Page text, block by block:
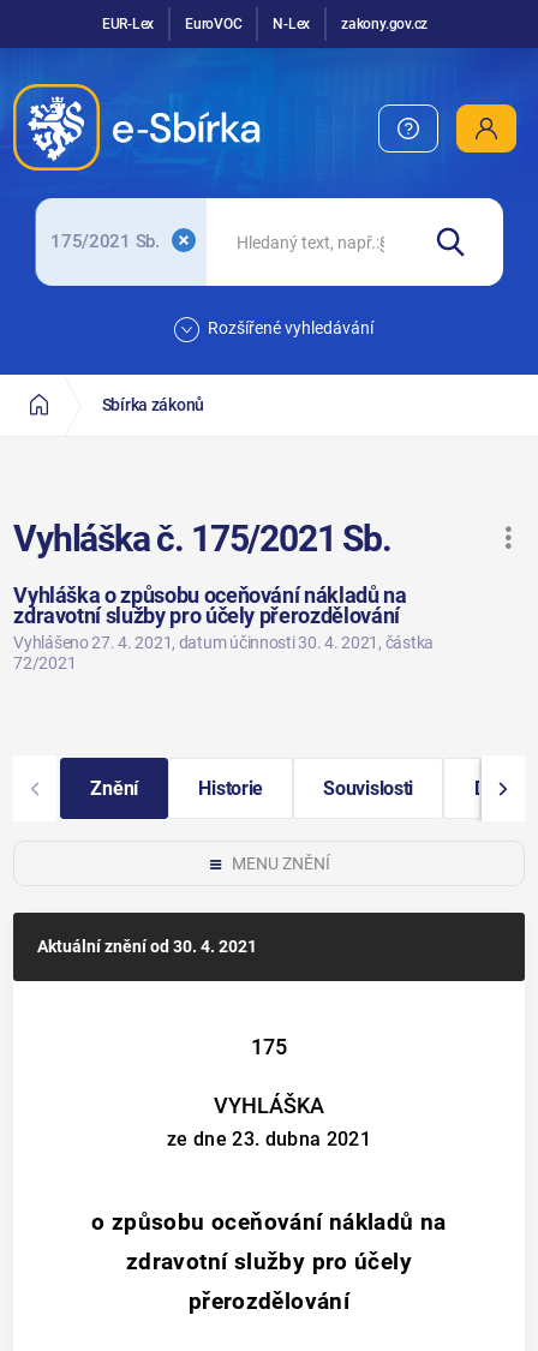
EUR-Lex EuroVOC N-Lex zakony.gov.cz
175/2021 Sb.
Rozšířené vyhledávání
Sbírka zákonů
Vyhláška č. 175/2021 Sb.
Vyhláška o způsobu oceňování nákladů na
zdravotní služby pro účely přerozdělování
Vyhlášeno 27. 4. 2021, datum účinnosti 30. 4. 2021 , částka
72/2021
Znění Historie Souvislosti Další
MENU ZNĚNÍ
Aktuální zněníod 30. 4. 2021
175
VYHLÁŠKA
ze dne 23. dubna 2021
o způsobu oceňování nákladů na
zdravotní služby pro účely
přerozdělování